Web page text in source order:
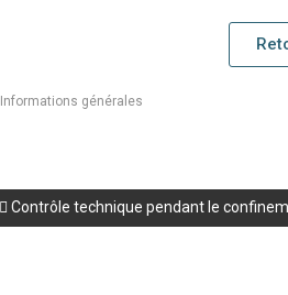
Informations générales
Contrôle technique pendant le